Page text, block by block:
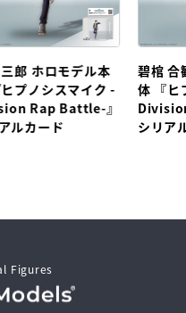
郎 ホロモデル本
プノシスマイク -
Rap Battle-』
ルカード
碧棺 合
体 『ヒ
シリア
Figures